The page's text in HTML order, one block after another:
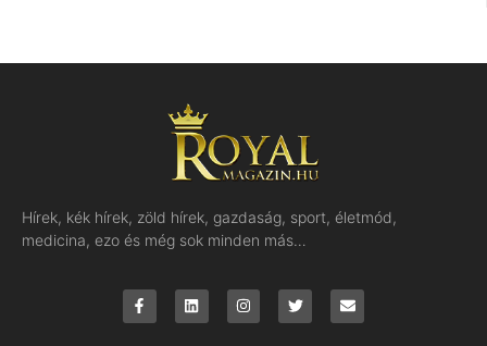
Hírek, kék hírek, zöld hírek, gazdaság, sport, életmód,
medicina, ezo és még sok minden más…